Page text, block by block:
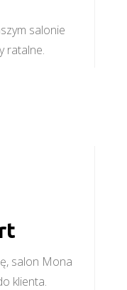
salonie
ratalne.
salon Mona
klienta.